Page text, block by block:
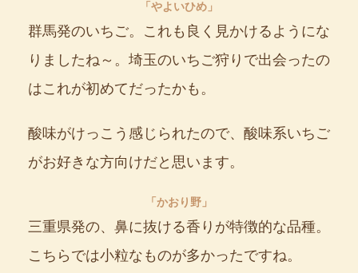
「やよいひめ」
群馬発のいちご。これも良く見かけるようにな
りましたね～。埼玉のいちご狩りで出会ったの
はこれが初めてだったかも。
酸味がけっこう感じられたので、酸味系いちご
がお好きな方向けだと思います。
「かおり野」
三重県発の、鼻に抜ける香りが特徴的な品種。
こちらでは小粒なものが多かったですね。